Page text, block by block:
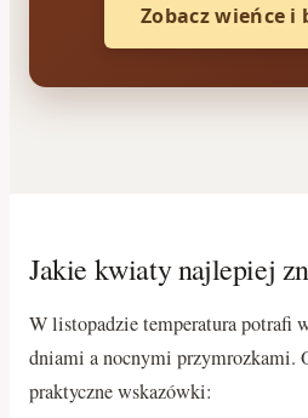
Zobacz wieńce
Jakie kwiaty najlepiej
W listopadzie temperatura potrafi
dniami a nocnymi przymrozkami.
praktyczne wskazówki: